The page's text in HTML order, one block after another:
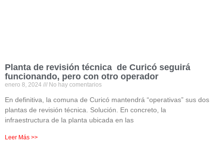
Planta de revisión técnica de Curicó seguirá
funcionando, pero con otro operador
enero 8, 2024 No hay comentarios
En definitiva, la comuna de Curicó mantendrá “operativas” sus dos
plantas de revisión técnica. Solución. En concreto, la
infraestructura de la planta ubicada en las
Leer Más >>